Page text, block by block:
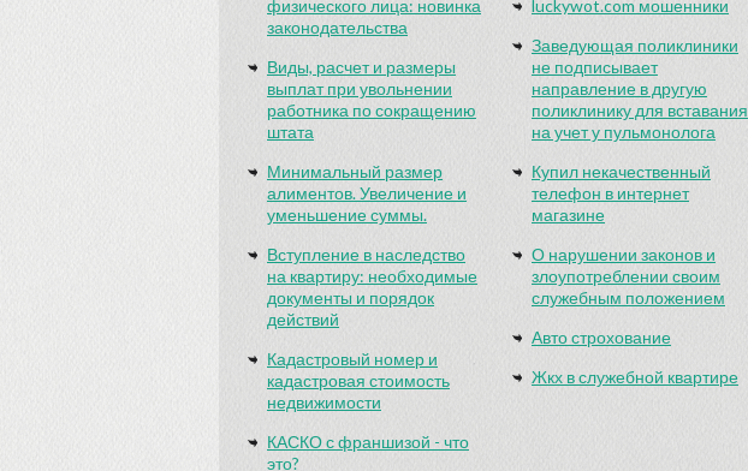
физического лица: новинка
законодательства
Виды, расчет и размеры
выплат при увольнении
работника по сокращению
штата
Минимальный размер
алиментов. Увеличение и
уменьшение суммы.
Вступление в наследство
на квартиру: необходимые
документы и порядок
действий
Кадастровый номер и
кадастровая стоимость
недвижимости
КАСКО с франшизой - что
это?
luckywot.com мошенники
Заведующая поликлиники
не подписывает
направление в другую
поликлинику для вставания
на учет у пульмонолога
Купил некачественный
телефон в интернет
магазине
О нарушении законов и
злоупотреблении своим
служебным положением
Авто строхование
Жкх в служебной квартире